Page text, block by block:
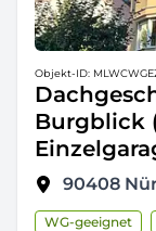
Objekt-ID:
Burgblick
90408
WG-geeignet